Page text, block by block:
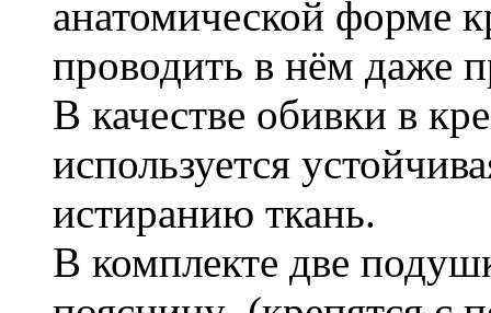
анатомической форме
проводить в нём даже
В качестве обивки в
используется
истиранию ткань.
В комплекте две